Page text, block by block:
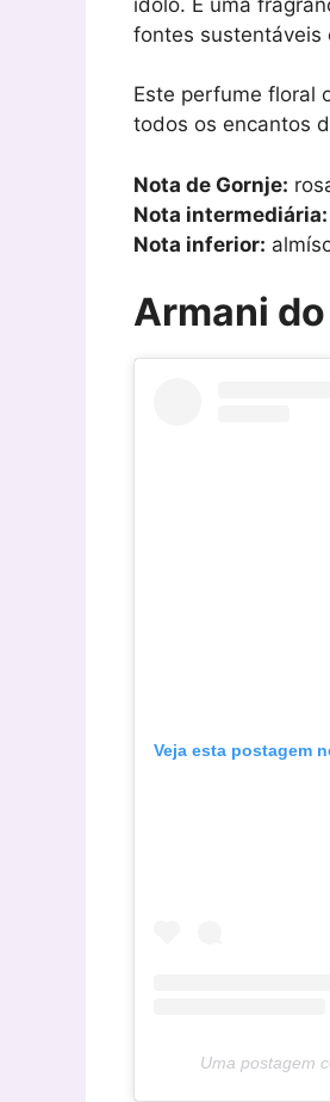
fontes sustentáveis
Este perfume floral
todos os encantos
Nota de Gornje:
Nota intermediária:
Nota inferior:
Armani
Veja esta postagem
Uma postagem